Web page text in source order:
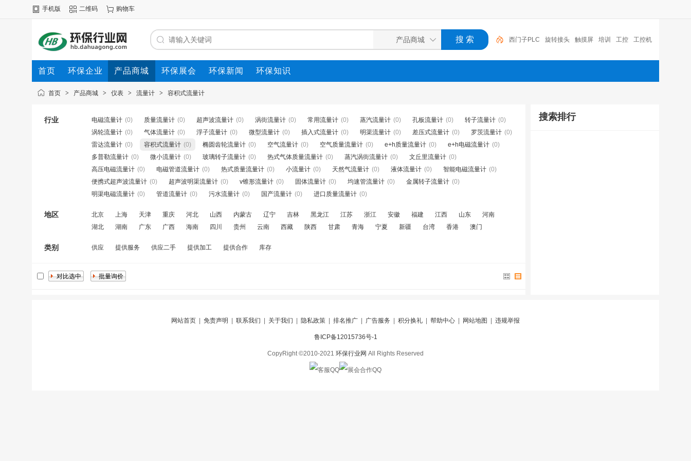
手机版 二维码 购物车
西门子PLC 旋转接头 触摸屏 培训 工控 工控机
变送器 球阀 plc 阀门
首页 环保企业 产品商城 环保展会 环保新闻 环保知识
首页 > 产品商城 > 仪表 > 流量计 > 容积式流量计
行业 电磁流量计 (0) 质量流量计 (0) 超声波流量计 (0) 涡街流量计 (0) 常用流量计 (0) 蒸汽流量计 (0) 孔板流量计 (0) 转子流量计 (0)
涡轮流量计 (0) 气体流量计 (0) 浮子流量计 (0) 微型流量计 (0) 插入式流量计 (0) 明渠流量计 (0) 差压式流量计 (0) 罗茨流量计 (0)
雷达流量计 (0) 容积式流量计 (0) 椭圆齿轮流量计 (0) 空气流量计 (0) 空气质量流量计 (0) e+h质量流量计 (0) e+h电磁流量计 (0)
多普勒流量计 (0) 微小流量计 (0) 玻璃转子流量计 (0) 热式气体质量流量计 (0) 蒸汽涡街流量计 (0) 文丘里流量计 (0)
高压电磁流量计 (0) 电磁管道流量计 (0) 热式质量流量计 (0) 小流量计 (0) 天然气流量计 (0) 液体流量计 (0) 智能电磁流量计 (0)
便携式超声波流量计 (0) 超声波明渠流量计 (0) v锥形流量计 (0) 固体流量计 (0) 均速管流量计 (0) 金属转子流量计 (0)
明渠电磁流量计 (0) 管道流量计 (0) 污水流量计 (0) 国产流量计 (0) 进口质量流量计 (0)
地区 北京 上海 天津 重庆 河北 山西 内蒙古 辽宁 吉林 黑龙江 江苏 浙江 安徽 福建 江西 山东
河南
湖北
湖南 广东 广西 海南 四川 贵州 云南 西藏 陕西 甘肃 青海 宁夏 新疆 台湾 香港 澳门
类别 供应 提供服务 供应二手 提供加工 提供合作 库存
搜索排行
网站首页 免责声明 联系我们 关于我们 隐私政策 排名推广 广告服务 积分换礼 帮助中心 网站地图 违规举报
鲁ICP备12015736号-1
CopyRight ©2010-2021 环保行业网 All Rights Reserved